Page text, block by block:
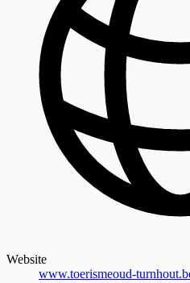
Website
www.toerismeoud-